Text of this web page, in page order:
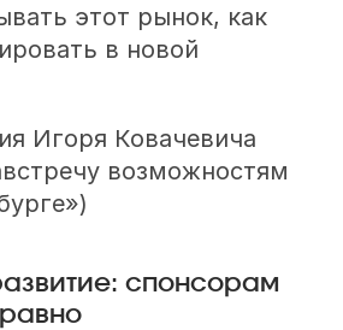
этот рынок, как
в новой
Игоря Ковачевича
возможностям
спонсорам